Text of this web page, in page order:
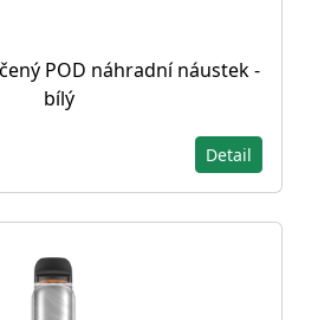
POD náhradní náustek -
bílý
Detail